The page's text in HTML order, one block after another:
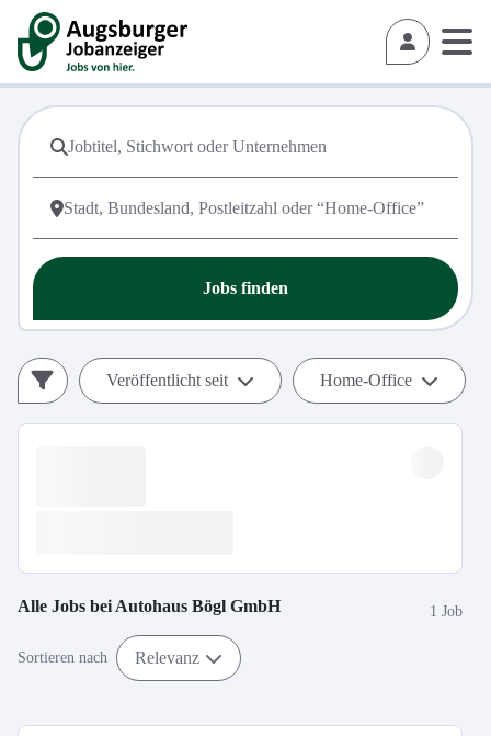
Jobs finden
Veröffentlicht seit Home-Office
Alle Jobs bei Autohaus Bögl GmbH 1 Job
Sortieren nach Relevanz